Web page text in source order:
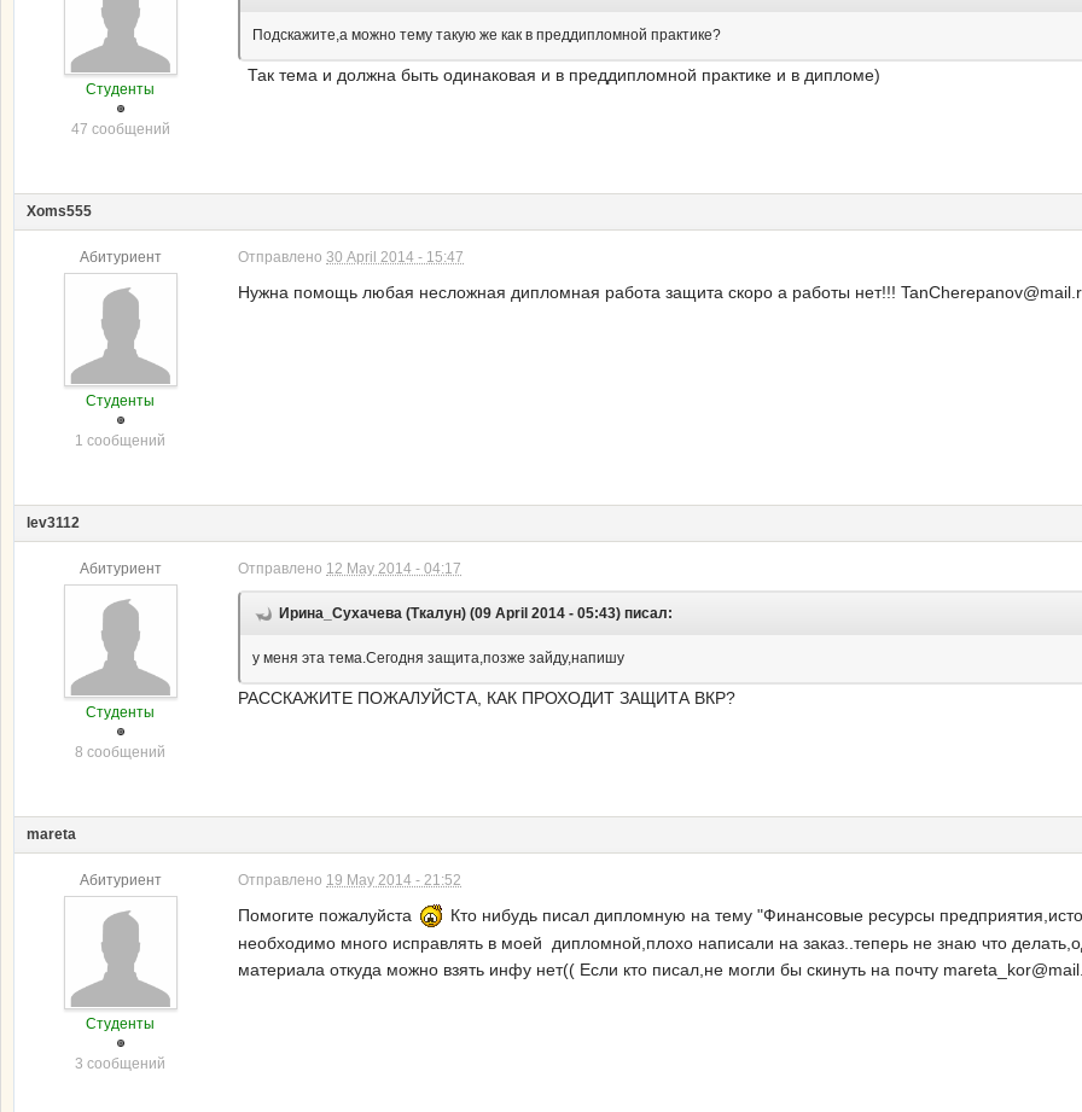
Студенты
47 сообщений
Подскажите,а можно тему такую же как в преддипломной практике?
Так тема и должна быть одинаковая и в преддипломной практике и в дипломе)
Xoms555
Абитуриент
Студенты
1 сообщений
Отправлено 30 April 2014 - 15:47
Нужна помощь любая несложная дипломная работа защита скоро а работы нет!!!
lev3112
Абитуриент
Студенты
8 сообщений
Отправлено 12 May 2014 - 04:17
Ирина_Сухачева (Ткалун) (09 April 2014 - 05:43) писал:
у меня эта тема.Сегодня защита,позже зайду,напишу
РАССКАЖИТЕ ПОЖАЛУЙСТА, КАК ПРОХОДИТ ЗАЩИТА ВКР?
mareta
Абитуриент
Студенты
3 сообщений
Отправлено 19 May 2014 - 21:52
Помогите пожалуйста
Кто нибудь писал дипломную на тему "Финансовые ресурсы
необходимо много исправлять в моей дипломной,плохо написали на заказ..теперь не знаю что
материала откуда можно взять инфу нет(( Если кто писал,не могли бы скинуть на почту